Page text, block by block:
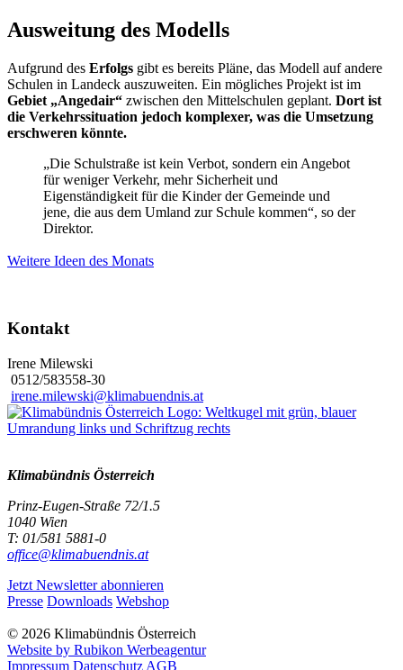
Ausweitung des Modells
Aufgrund des Erfolgs gibt es bereits Pläne, das Modell auf andere
Schulen in Landeck auszuweiten. Ein mögliches Projekt ist im
Gebiet „Angedair“ zwischen den Mittelschulen geplant. Dort ist
die Verkehrssituation jedoch komplexer, was die Umsetzung
erschweren könnte.
„Die Schulstraße ist kein Verbot, sondern ein Angebot
für weniger Verkehr, mehr Sicherheit und
Eigenständigkeit für die Kinder der Gemeinde und
jene, die aus dem Umland zur Schule kommen“, so der
Direktor.
Weitere Ideen des Monats
Kontakt
Irene Milewski
0512/583558-30
irene.milewski@klimabuendnis.at
Klimabündnis Österreich
Prinz-Eugen-Straße 72/1.5
1040 Wien
T: 01/581 5881-0
office@klimabuendnis.at
Jetzt Newsletter abonnieren
Presse Downloads Webshop
© 2026 Klimabündnis Österreich
Website by Rubikon Werbeagentur
Impressum Datenschutz AGB